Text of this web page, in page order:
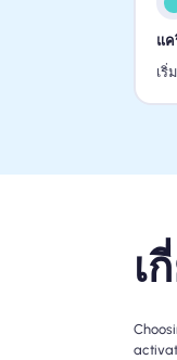
แค
เริ่
เ